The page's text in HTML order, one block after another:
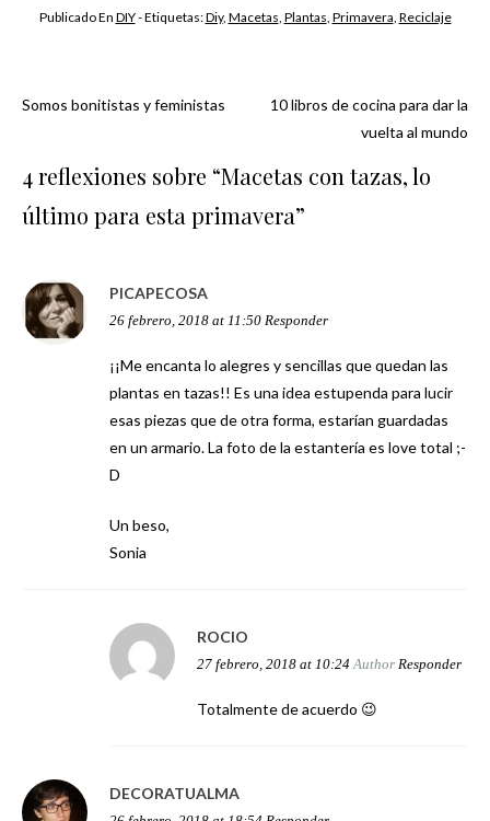
Publicado En DIY- Etiquetas:Diy, Macetas, Plantas, Primavera, Reciclaje
Navegación
de
entradas
Somos bonitistas y feministas
10 libros de cocina para dar la
vuelta al mundo
4 reflexiones sobre “Macetas con tazas, lo
último para esta primavera”
PICAPECOSA
26 febrero, 2018 at 11:50 Responder
¡¡Me encanta lo alegres y sencillas que quedan las
plantas en tazas!! Es una idea estupenda para lucir
esas piezas que de otra forma, estarían guardadas
en un armario. La foto de la estantería es love total ;-
D
Un beso,
Sonia
ROCIO
27 febrero, 2018 at 10:24 Author Responder
Totalmente de acuerdo 😉
DECORATUALMA